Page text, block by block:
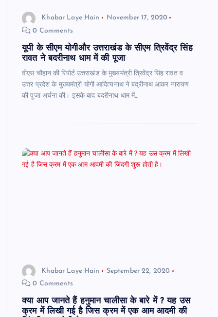
Khabar Laye Hain
November 17, 2020
0 Comments
यूपी के सीएम योगीऔर उत्तराखंड के सीएम त्रिवेंद्र सिंह
रावत ने बदरीनाथ धाम में की पूजा
वीएस चौहान की रिपोर्ट उत्तराखंड के मुख्यमंत्री त्रिवेंद्र सिंह रावत व
उत्तर प्रदेश के मुख्यमंत्री योगी आदित्यनाथ ने बद्रीनाथ आकर नारायण
की पूजा अर्चना की। इसके बाद बदरीनाथ धाम में…
Khabar Laye Hain
September 22, 2020
0 Comments
क्या आप जानते हैं हनुमान चालीसा के बारे में ? यह उस
क्रम में लिखी गई है जिस क्रम में एक आम आदमी की